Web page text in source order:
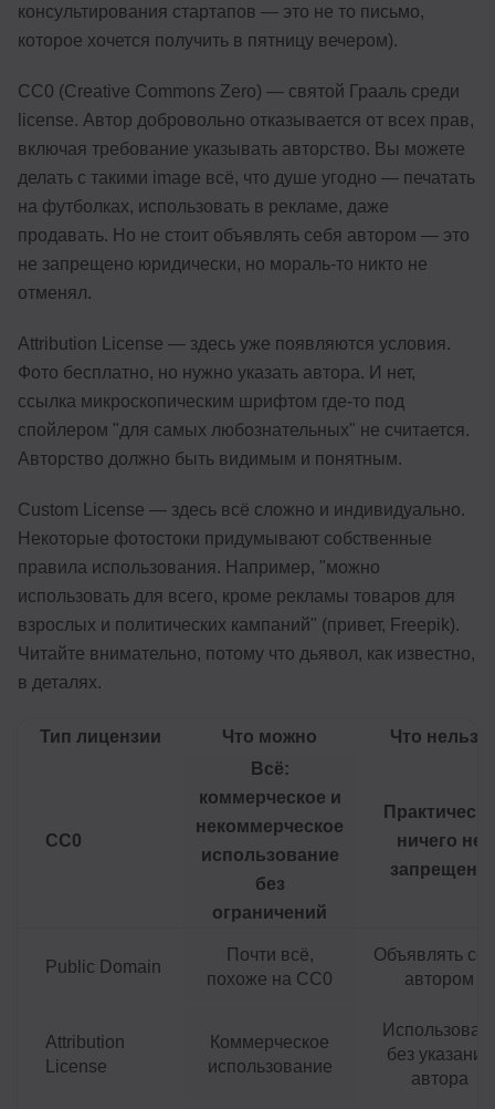
консультирования стартапов — это не то письмо,
которое хочется получить в пятницу вечером).
CC0 (Creative Commons Zero) — святой Грааль среди
license. Автор добровольно отказывается от всех прав,
включая требование указывать авторство. Вы можете
делать с такими image всё, что душе угодно — печатать
на футболках, использовать в рекламе, даже
продавать. Но не стоит объявлять себя автором — это
не запрещено юридически, но мораль-то никто не
отменял.
Attribution License — здесь уже появляются условия.
Фото бесплатно, но нужно указать автора. И нет,
ссылка микроскопическим шрифтом где-то под
спойлером "для самых любознательных" не считается.
Авторство должно быть видимым и понятным.
Custom License — здесь всё сложно и индивидуально.
Некоторые фотостоки придумывают собственные
правила использования. Например, "можно
использовать для всего, кроме рекламы товаров для
взрослых и политических кампаний" (привет, Freepik).
Читайте внимательно, потому что дьявол, как известно,
в деталях.
Тип лицензии Что можно Что нельзя
CC0
Всё:
коммерческое и
некоммерческое
использование
без
ограничений
Практически
ничего не
запрещено
Public Domain
Почти всё,
похоже на CC0
Объявлять
автором
Attribution
License
Коммерческое
использование
без указания
автора